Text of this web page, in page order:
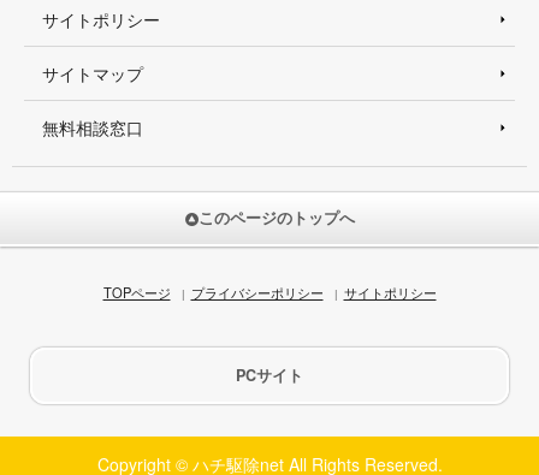
サイトポリシー
サイトマップ
無料相談窓口
このページのトップへ
TOPページ プライバシーポリシー サイトポリシー
PCサイト
Copyright © ハチ駆除net All Rights Reserved.